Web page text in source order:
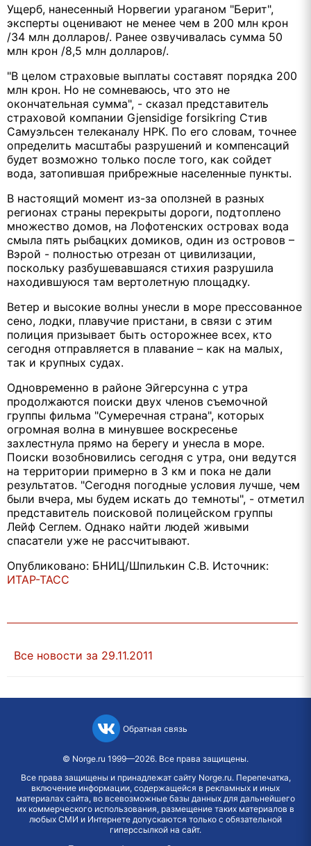
Ущерб, нанесенный Норвегии ураганом "Берит",
эксперты оценивают не менее чем в 200 млн крон
/34 млн долларов/. Ранее озвучивалась сумма 50
млн крон /8,5 млн долларов/.
"В целом страховые выплаты составят порядка 200
млн крон. Но не сомневаюсь, что это не
окончательная сумма", - сказал представитель
страховой компании Gjensidige forsikring Стив
Самуэльсен телеканалу НРК. По его словам, точнее
определить масштабы разрушений и компенсаций
будет возможно только после того, как сойдет
вода, затопившая прибрежные населенные пункты.
В настоящий момент из-за оползней в разных
регионах страны перекрыты дороги, подтоплено
множество домов, на Лофотенских островах вода
смыла пять рыбацких домиков, один из островов –
Вэрой - полностью отрезан от цивилизации,
поскольку разбушевавшаяся стихия разрушила
находившуюся там вертолетную площадку.
Ветер и высокие волны унесли в море прессованное
сено, лодки, плавучие пристани, в связи с этим
полиция призывает быть осторожнее всех, кто
сегодня отправляется в плавание – как на малых,
так и крупных судах.
Одновременно в районе Эйгерсунна с утра
продолжаются поиски двух членов съемочной
группы фильма "Сумеречная страна", которых
огромная волна в минувшее воскресенье
захлестнула прямо на берегу и унесла в море.
Поиски возобновились сегодня с утра, они ведутся
на территории примерно в 3 км и пока не дали
результатов. "Сегодня погодные условия лучше, чем
были вчера, мы будем искать до темноты", - отметил
представитель поисковой полицейском группы
Лейф Сеглем. Однако найти людей живыми
спасатели уже не рассчитывают.
Опубликовано: БНИЦ/Шпилькин С.В. Источник:
ИТАР-ТАСС
Все новости за 29.11.2011
Обратная связь
© Norge.ru 1999—2026. Все права защищены.
Все права защищены и принадлежат сайту Norge.ru. Перепечатка,
включение информации, содержащейся в рекламных и иных
материалах сайта, во всевозможные базы данных для дальнейшего
их коммерческого использования, размещение таких материалов в
любых СМИ и Интернете допускаются только с обязательной
гиперссылкой на сайт.